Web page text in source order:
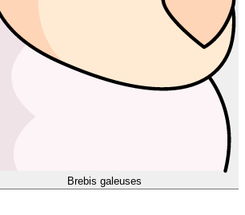
Brebis galeuses